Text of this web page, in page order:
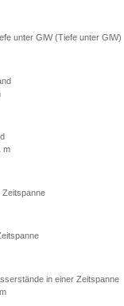
unter GlW (Tiefe unter GlW)
m
Zeitspanne
in einer Zeitspanne